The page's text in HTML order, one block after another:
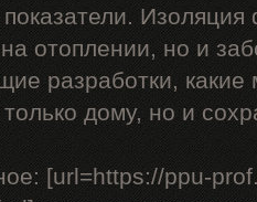
отоплении, но и
разработки,
дому, но и
[url=https://ppu-